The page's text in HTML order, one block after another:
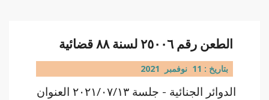
الطعن رقم ٢٥٠٠٦ لسنة ٨٨ قضائية
بتاريخ : 11 نوفمبر 2021
الدوائر الجنائية - جلسة ٢٠٢١/٠٧/١٣ العنوان